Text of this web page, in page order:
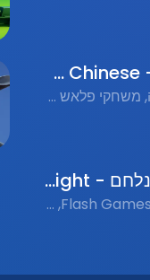
קונטרה סיני - Contra Chinese
Shooter, פעולה, משחקי פלאש נוסטלגים
מלך הקופים נלחם - King of the Monkeys Fight
Action, פעולה, Flash Games, משחקי פלאש נוסטלגים